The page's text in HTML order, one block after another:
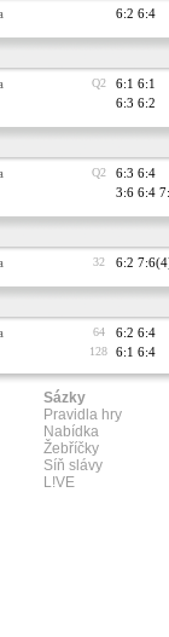
6:2 6:4
Q2 6:1 6:1
6:3 6:2
Q2 6:3 6:4
3:6 6:4
32 6:2
64 6:2 6:4
128 6:1 6:4
Sázky
Pravidla hry
Nabídka
Žebříčky
Síň slávy
L!VE